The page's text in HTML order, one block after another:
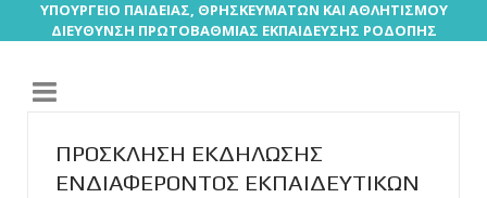
ΥΠΟΥΡΓΕΙΟ ΠΑΙΔΕΙΑΣ, ΘΡΗΣΚΕΥΜΑΤΩΝ ΚΑΙ ΑΘΛΗΤΙΣΜΟΥ
ΔΙΕΥΘΥΝΣΗ ΠΡΩΤΟΒΑΘΜΙΑΣ ΕΚΠΑΙΔΕΥΣΗΣ ΡΟΔΟΠΗΣ
ΠΡΟΣΚΛΗΣΗ ΕΚΔΗΛΩΣΗΣ
ΕΝΔΙΑΦΕΡΟΝΤΟΣ ΕΚΠΑΙΔΕΥΤΙΚΩΝ